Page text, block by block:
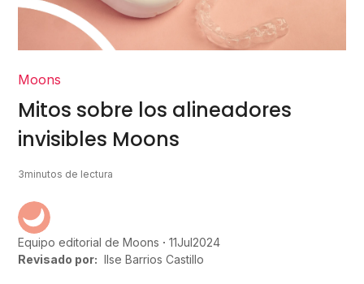
Moons
Mitos sobre los alineadores
invisibles Moons
3minutos de lectura
Equipo editorial de Moons 11Jul2024
Revisado por: Ilse Barrios Castillo